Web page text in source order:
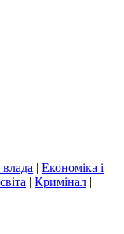
влада | Економіка і
| Кримінал |